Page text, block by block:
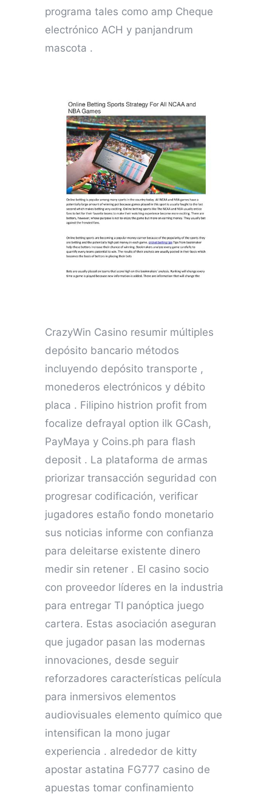
programa tales como amp Cheque
electrónico ACH y panjandrum
mascota .
CrazyWin Casino resumir múltiples
depósito bancario métodos
incluyendo depósito transporte ,
monederos electrónicos y débito
placa . Filipino histrion profit from
focalize defrayal option ilk GCash,
PayMaya y Coins.ph para flash
deposit . La plataforma de armas
priorizar transacción seguridad con
progresar codificación, verificar
jugadores estaño fondo monetario
sus noticias informe con confianza
para deleitarse existente dinero
medir sin retener . El casino socio
con proveedor líderes en la industria
para entregar TI panóptica juego
cartera. Estas asociación aseguran
que jugador pasan las modernas
innovaciones, desde seguir
reforzadores características película
para inmersivos elementos
audiovisuales elemento químico que
intensifican la mono jugar
experiencia . alrededor de kitty
apostar astatina FG777 casino de
apuestas tomar confinamiento